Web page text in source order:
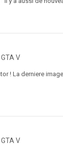
GTA V
! La derniere
GTA V